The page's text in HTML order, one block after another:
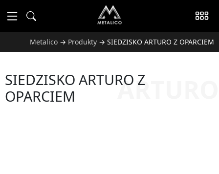
Metalico → Produkty → SIEDZISKO ARTURO Z OPARCIEM
ARTURO
SIEDZISKO ARTURO Z
OPARCIEM